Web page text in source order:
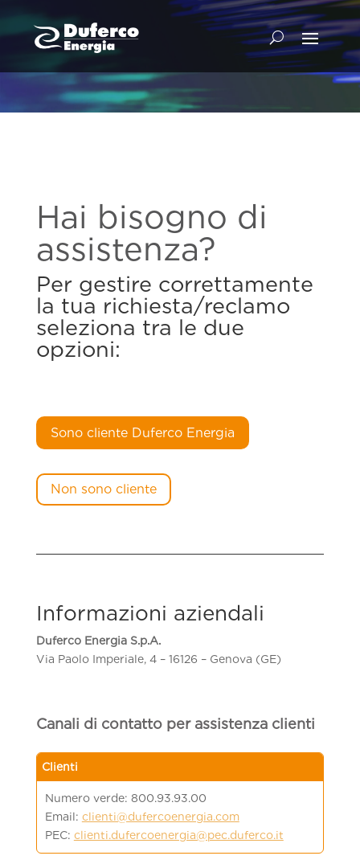
Hai bisogno di
assistenza?
Per gestire correttamente
la tua richiesta/reclamo
seleziona tra le due
opzioni:
Sono cliente Duferco Energia
Non sono cliente
Informazioni aziendali
Duferco Energia S.p.A.
Via Paolo Imperiale, 4 – 16126 – Genova (GE)
Canali di contatto per assistenza clienti
Clienti
Numero verde: 800.93.93.00
Email: clienti@dufercoenergia.com
PEC: clienti.dufercoenergia@pec.duferco.it